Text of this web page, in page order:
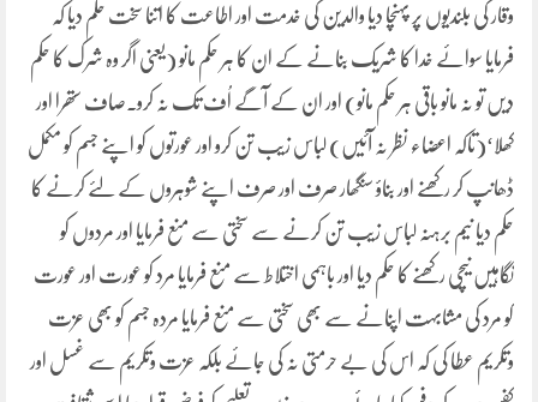
وقار کی بلندیوں پر پہنچا دیا والدین کی خدمت اور اطاعت کا اتنا سخت حکم دیا کہ
فرمایا سوائے خدا کا شریک بنانے کے ان کا ہر حکم مانو (یعنی اگر وہ شرک کا حکم
دیں تو نہ مانو باقی ہر حکم مانو) اور ان کے آگے اُف تک نہ کرو۔صاف ستھرا اور
کھلا‘(تاکہ اعضاء نظر نہ آئیں) لباس زیب تن کرو اور عورتوں کو اپنے جسم کو مکمل
ڈھانپ کر رکھنے اور بناؤ سنگھار صرف اور صرف اپنے شوہروں کے لئے کرنے کا
حکم دیا نیم برہنہ لباس زیب تن کرنے سے سختی سے منع فرمایا اور مردوں کو
نگاہیں نیچی رکھنے کا حکم دیا اور باہمی اختلاط سے منع فرمایا مرد کو عورت اور عورت
کو مرد کی مشابہت اپنانے سے بھی سختی سے منع فرمایا مردہ جسم کو بھی عزت
وتکریم عطا کی کہ اس کی بے حرمتی نہ کی جائے بلکہ عزت وتکریم سے غسل اور